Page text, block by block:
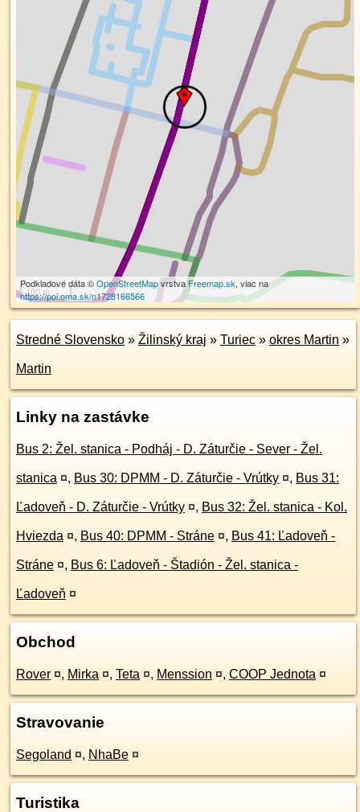
100 m
Podkladové dáta ©OpenStreetMapvrstvaFreemap.sk, viac na
https://poi.oma.sk/n1728166566
Stredné Slovensko » Žilinský kraj » Turiec » okres Martin »
Martin
Linky na zastávke
Bus 2: Žel. stanica - Podháj - D. Záturčie - Sever - Žel.
stanica ¤, Bus 30: DPMM - D. Záturčie - Vrútky ¤, Bus 31:
Ľadoveň - D. Záturčie - Vrútky ¤, Bus 32: Žel. stanica - Kol.
Hviezda ¤, Bus 40: DPMM - Stráne ¤, Bus 41: Ľadoveň -
Stráne ¤, Bus 6: Ľadoveň - Štadión - Žel. stanica -
Ľadoveň ¤
Obchod
Rover ¤, Mirka ¤, Teta ¤, Menssion ¤, COOP Jednota ¤
Stravovanie
Segoland ¤, NhaBe ¤
Turistika